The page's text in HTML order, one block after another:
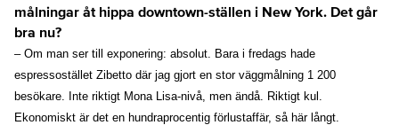
målningar åt hippa downtown-ställen i New York. Det går
bra nu?
– Om man ser till exponering: absolut. Bara i fredags hade
espressostället Zibetto där jag gjort en stor väggmålning 1 200
besökare. Inte riktigt Mona Lisa-nivå, men ändå. Riktigt kul.
Ekonomiskt är det en hundraprocentig förlustaffär, så här långt.